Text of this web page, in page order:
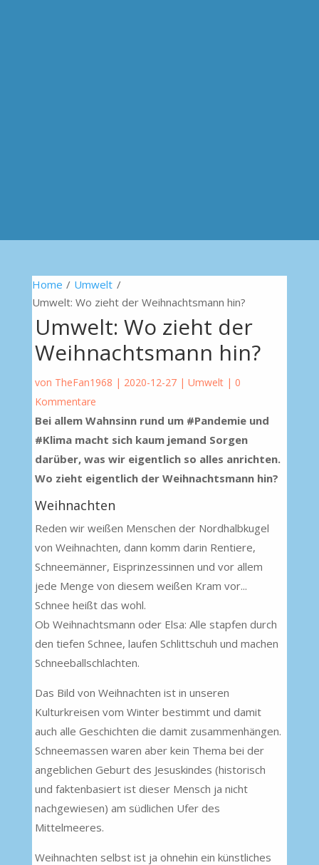
Home / Umwelt /
Umwelt: Wo zieht der Weihnachtsmann hin?
Umwelt: Wo zieht der
Weihnachtsmann hin?
von TheFan1968 | 2020-12-27| Umwelt| 0
Kommentare
Bei allem Wahnsinn rund um #Pandemie und
#Klima macht sich kaum jemand Sorgen
darüber, was wir eigentlich so alles anrichten.
Wo zieht eigentlich der Weihnachtsmann hin?
Weihnachten
Reden wir weißen Menschen der Nordhalbkugel
von Weihnachten, dann komm darin Rentiere,
Schneemänner, Eisprinzessinnen und vor allem
jede Menge von diesem weißen Kram vor...
Schnee heißt das wohl.
Ob Weihnachtsmann oder Elsa: Alle stapfen durch
den tiefen Schnee, laufen Schlittschuh und machen
Schneeballschlachten.
Das Bild von Weihnachten ist in unseren
Kulturkreisen vom Winter bestimmt und damit
auch alle Geschichten die damit zusammenhängen.
Schneemassen waren aber kein Thema bei der
angeblichen Geburt des Jesuskindes (historisch
und faktenbasiert ist dieser Mensch ja nicht
nachgewiesen) am südlichen Ufer des
Mittelmeeres.
Weihnachten selbst ist ja ohnehin ein künstliches